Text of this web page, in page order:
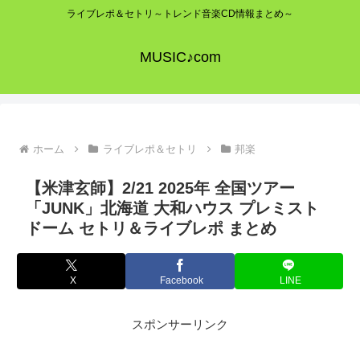
ライブレポ＆セトリ～トレンド音楽CD情報まとめ～
MUSIC♪com
ホーム ライブレポ＆セトリ 邦楽
【米津玄師】2/21 2025年 全国ツアー
「JUNK」北海道 大和ハウス プレミスト
ドーム セトリ＆ライブレポ まとめ
X Facebook LINE
スポンサーリンク